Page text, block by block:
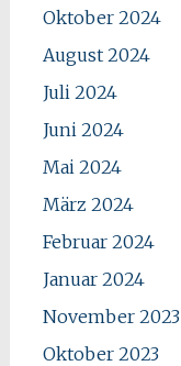
Oktober 2024
August 2024
Juli 2024
Juni 2024
Mai 2024
März 2024
Februar 2024
Januar 2024
November 2023
Oktober 2023